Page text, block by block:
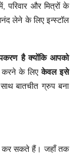
और मित्रों के
लेने के लिए इन्स्टॉल
है क्योंकि आपको
करने के लिएकेवल इसे
बातचीत ग्रुप बना
सकते हैं। जहाँ तक